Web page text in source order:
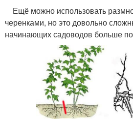
Ещё можно использовать
черенками, но это довольно
начинающих садоводов больше